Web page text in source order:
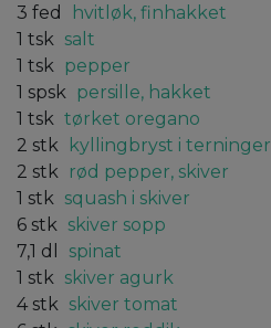
3 fed
hvitløk, finhakket
1 tsk salt
1 tsk pepper
1 spsk persille, hakket
1 tsk tørket oregano
2 stk
kyllingbryst i terninger
2 stk rød pepper, skiver
1 stk squash i skiver
6 stk skiver sopp
7,1 dl
spinat
1 stk skiver agurk
4 stk skiver tomat